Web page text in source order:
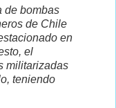
de bombas
de Chile
en
el
militarizadas
teniendo